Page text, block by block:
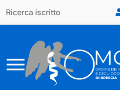
Ricerca iscritto